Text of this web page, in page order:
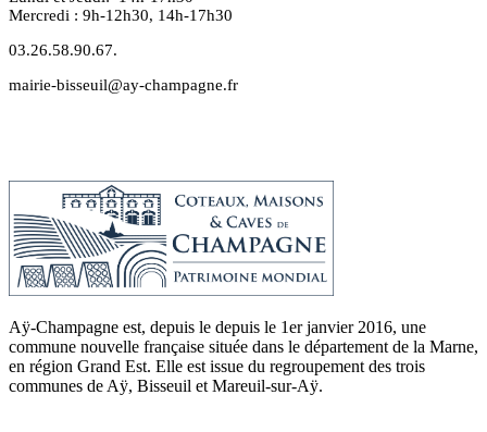
Mercredi : 9h-12h30, 14h-17h30
03.26.58.90.67.
mairie-bisseuil@ay-champagne.fr
Aÿ-Champagne est, depuis le depuis le 1er janvier 2016, une
commune nouvelle française située dans le département de la Marne,
en région Grand Est. Elle est issue du regroupement des trois
communes de Aÿ, Bisseuil et Mareuil-sur-Aÿ.